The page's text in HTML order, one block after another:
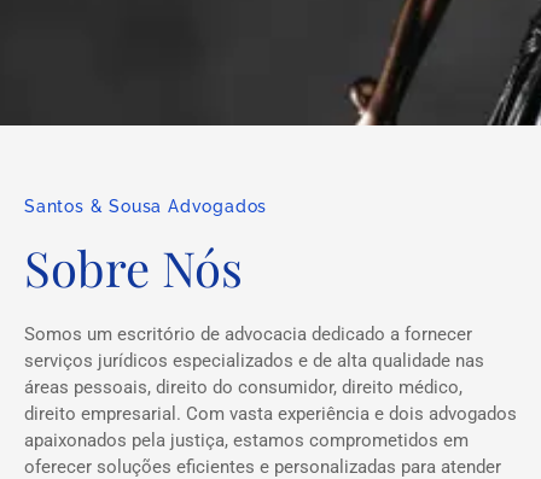
Santos & Sousa Advogados
Sobre Nós
Somos um escritório de advocacia dedicado a fornecer
serviços jurídicos especializados e de alta qualidade nas
áreas pessoais, direito do consumidor, direito médico,
direito empresarial. Com vasta experiência e dois advogados
apaixonados pela justiça, estamos comprometidos em
oferecer soluções eficientes e personalizadas para atender